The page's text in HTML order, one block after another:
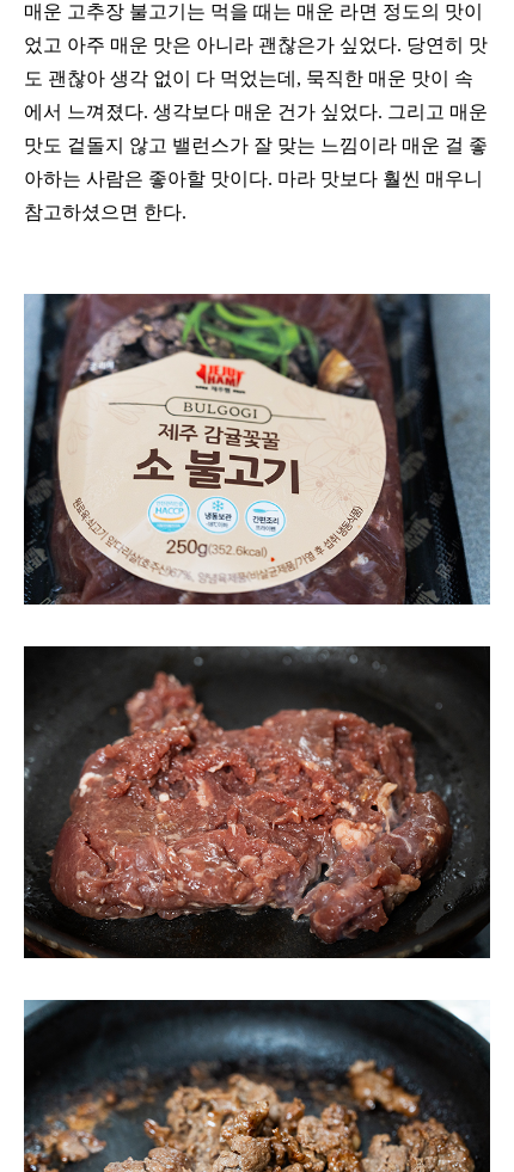
매운 고추장 불고기는 먹을 때는 매운 라면 정도의 맛이
었고 아주 매운 맛은 아니라 괜찮은가 싶었다. 당연히 맛
도 괜찮아 생각 없이 다 먹었는데, 묵직한 매운 맛이 속
에서 느껴졌다. 생각보다 매운 건가 싶었다. 그리고 매운
맛도 겉돌지 않고 밸런스가 잘 맞는 느낌이라 매운 걸 좋
아하는 사람은 좋아할 맛이다. 마라 맛보다 훨씬 매우니
참고하셨으면 한다.